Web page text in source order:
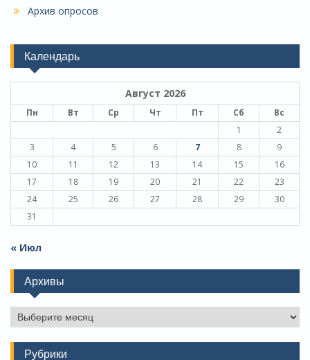
Архив опросов
Календарь
Август 2026
Пн Вт Ср Чт Пт Сб
Вс
1
2
3
4 5 6 7 8
9
10
11 12 13 14 15
16
17
18 19 20 21 22
23
24
25 26 27 28 29
30
31
« Июл
Архивы
Архивы
Рубрики